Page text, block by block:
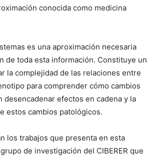
conocida como medicina
es una aproximación necesaria
de toda esta información. Constituye un
la complejidad de las relaciones entre
para comprender cómo cambios
desencadenar efectos en cadena y la
estos cambios patológicos.
los trabajos que presenta en esta
de investigación del CIBERER que